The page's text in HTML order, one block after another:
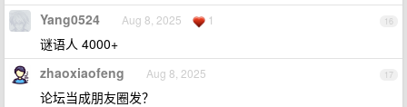
16
Yang0524 Aug 8, 2025 1
谜语人 4000+
17
zhaoxiaofeng Aug 8, 2025
论坛当成朋友圈发？